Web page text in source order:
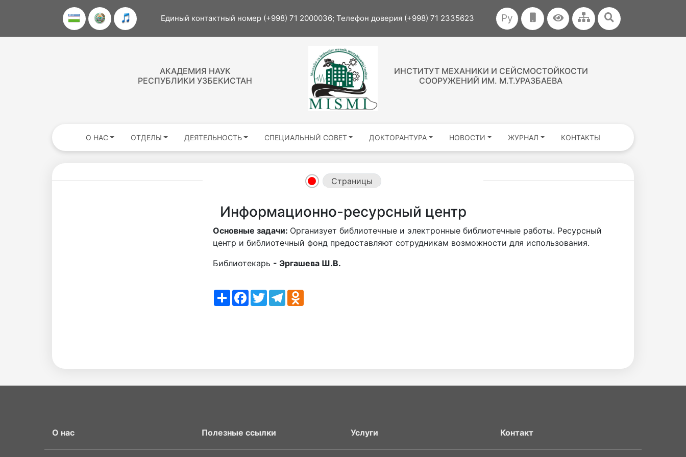
Единый контактный номер (+998) 71 2000036; Телефон доверия (+998) 71 2335623 Ру
АКАДЕМИЯ НАУК
РЕСПУБЛИКИ УЗБЕКИСТАН
ИНСТИТУТ МЕХАНИКИ И СЕЙСМОСТОЙКОСТИ
СООРУЖЕНИЙ ИМ. М.Т.УРАЗБАЕВА
О НАС ОТДЕЛЫ ДЕЯТЕЛЬНОСТЬ СПЕЦИАЛЬНЫЙ СОВЕТ ДОКТОРАНТУРА НОВОСТИ ЖУРНАЛ КОНТАКТЫ
Страницы
Информационно-ресурсный центр
Основные задачи: Организует библиотечные и электронные библиотечные работы. Ресурсный
центр и библиотечный фонд предоставляют сотрудникам возможности для использования.
Библиотекарь - Эргашева Ш.В.
ShareFacebook
TwitterTelegramOdnoklassniki
О нас Полезные ссылки Услуги Контакт